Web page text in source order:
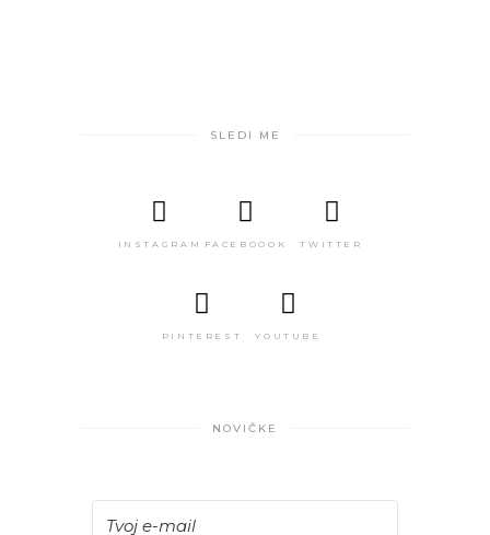
SLEDI ME
INSTAGRAM FACEBOOOK TWITTER
PINTEREST YOUTUBE
NOVIČKE